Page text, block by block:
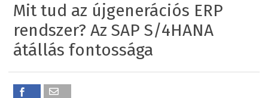
Mit tud az újgenerációs ERP
rendszer? Az SAP S/4HANA
átállás fontossága